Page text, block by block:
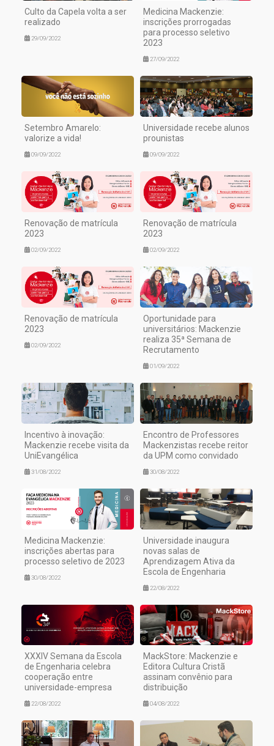
Culto da Capela volta a ser
realizado
29/09/2022
Medicina Mackenzie:
inscrições prorrogadas
para processo seletivo
2023
27/09/2022
Setembro Amarelo:
valorize a vida!
09/09/2022
Universidade recebe alunos
prounistas
09/09/2022
Renovação de matrícula
2023
02/09/2022
Renovação de matrícula
2023
02/09/2022
Renovação de matrícula
2023
02/09/2022
Oportunidade para
universitários: Mackenzie
realiza 35ª Semana de
Recrutamento
01/09/2022
Incentivo à inovação:
Mackenzie recebe visita da
UniEvangélica
31/08/2022
Encontro de Professores
Mackenzistas recebe reitor
da UPM como convidado
30/08/2022
Medicina Mackenzie:
inscrições abertas para
processo seletivo de 2023
30/08/2022
Universidade inaugura
novas salas de
Aprendizagem Ativa da
Escola de Engenharia
22/08/2022
XXXIV Semana da Escola
de Engenharia celebra
cooperação entre
universidade-empresa
22/08/2022
MackStore: Mackenzie e
Editora Cultura Cristã
assinam convênio para
distribuição
04/08/2022